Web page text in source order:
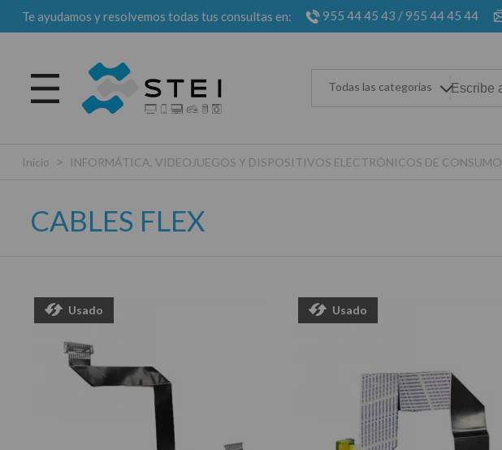
Te ayudamos y resolvemos todas tus consultas en: 955 44 45 43 /955 44 45 44
Todas las categorias
Inicio > INFORMÁTICA, VIDEOJUEGOS Y DISPOSITIVOS ELECTRÓNICOS DE CONSUMO
CABLES FLEX
Usado Usado